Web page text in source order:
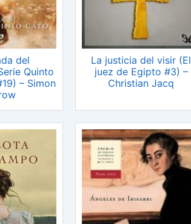
del
Quinto
– Simon
La justicia del visir (El
juez de Egipto #3) –
Christian Jacq